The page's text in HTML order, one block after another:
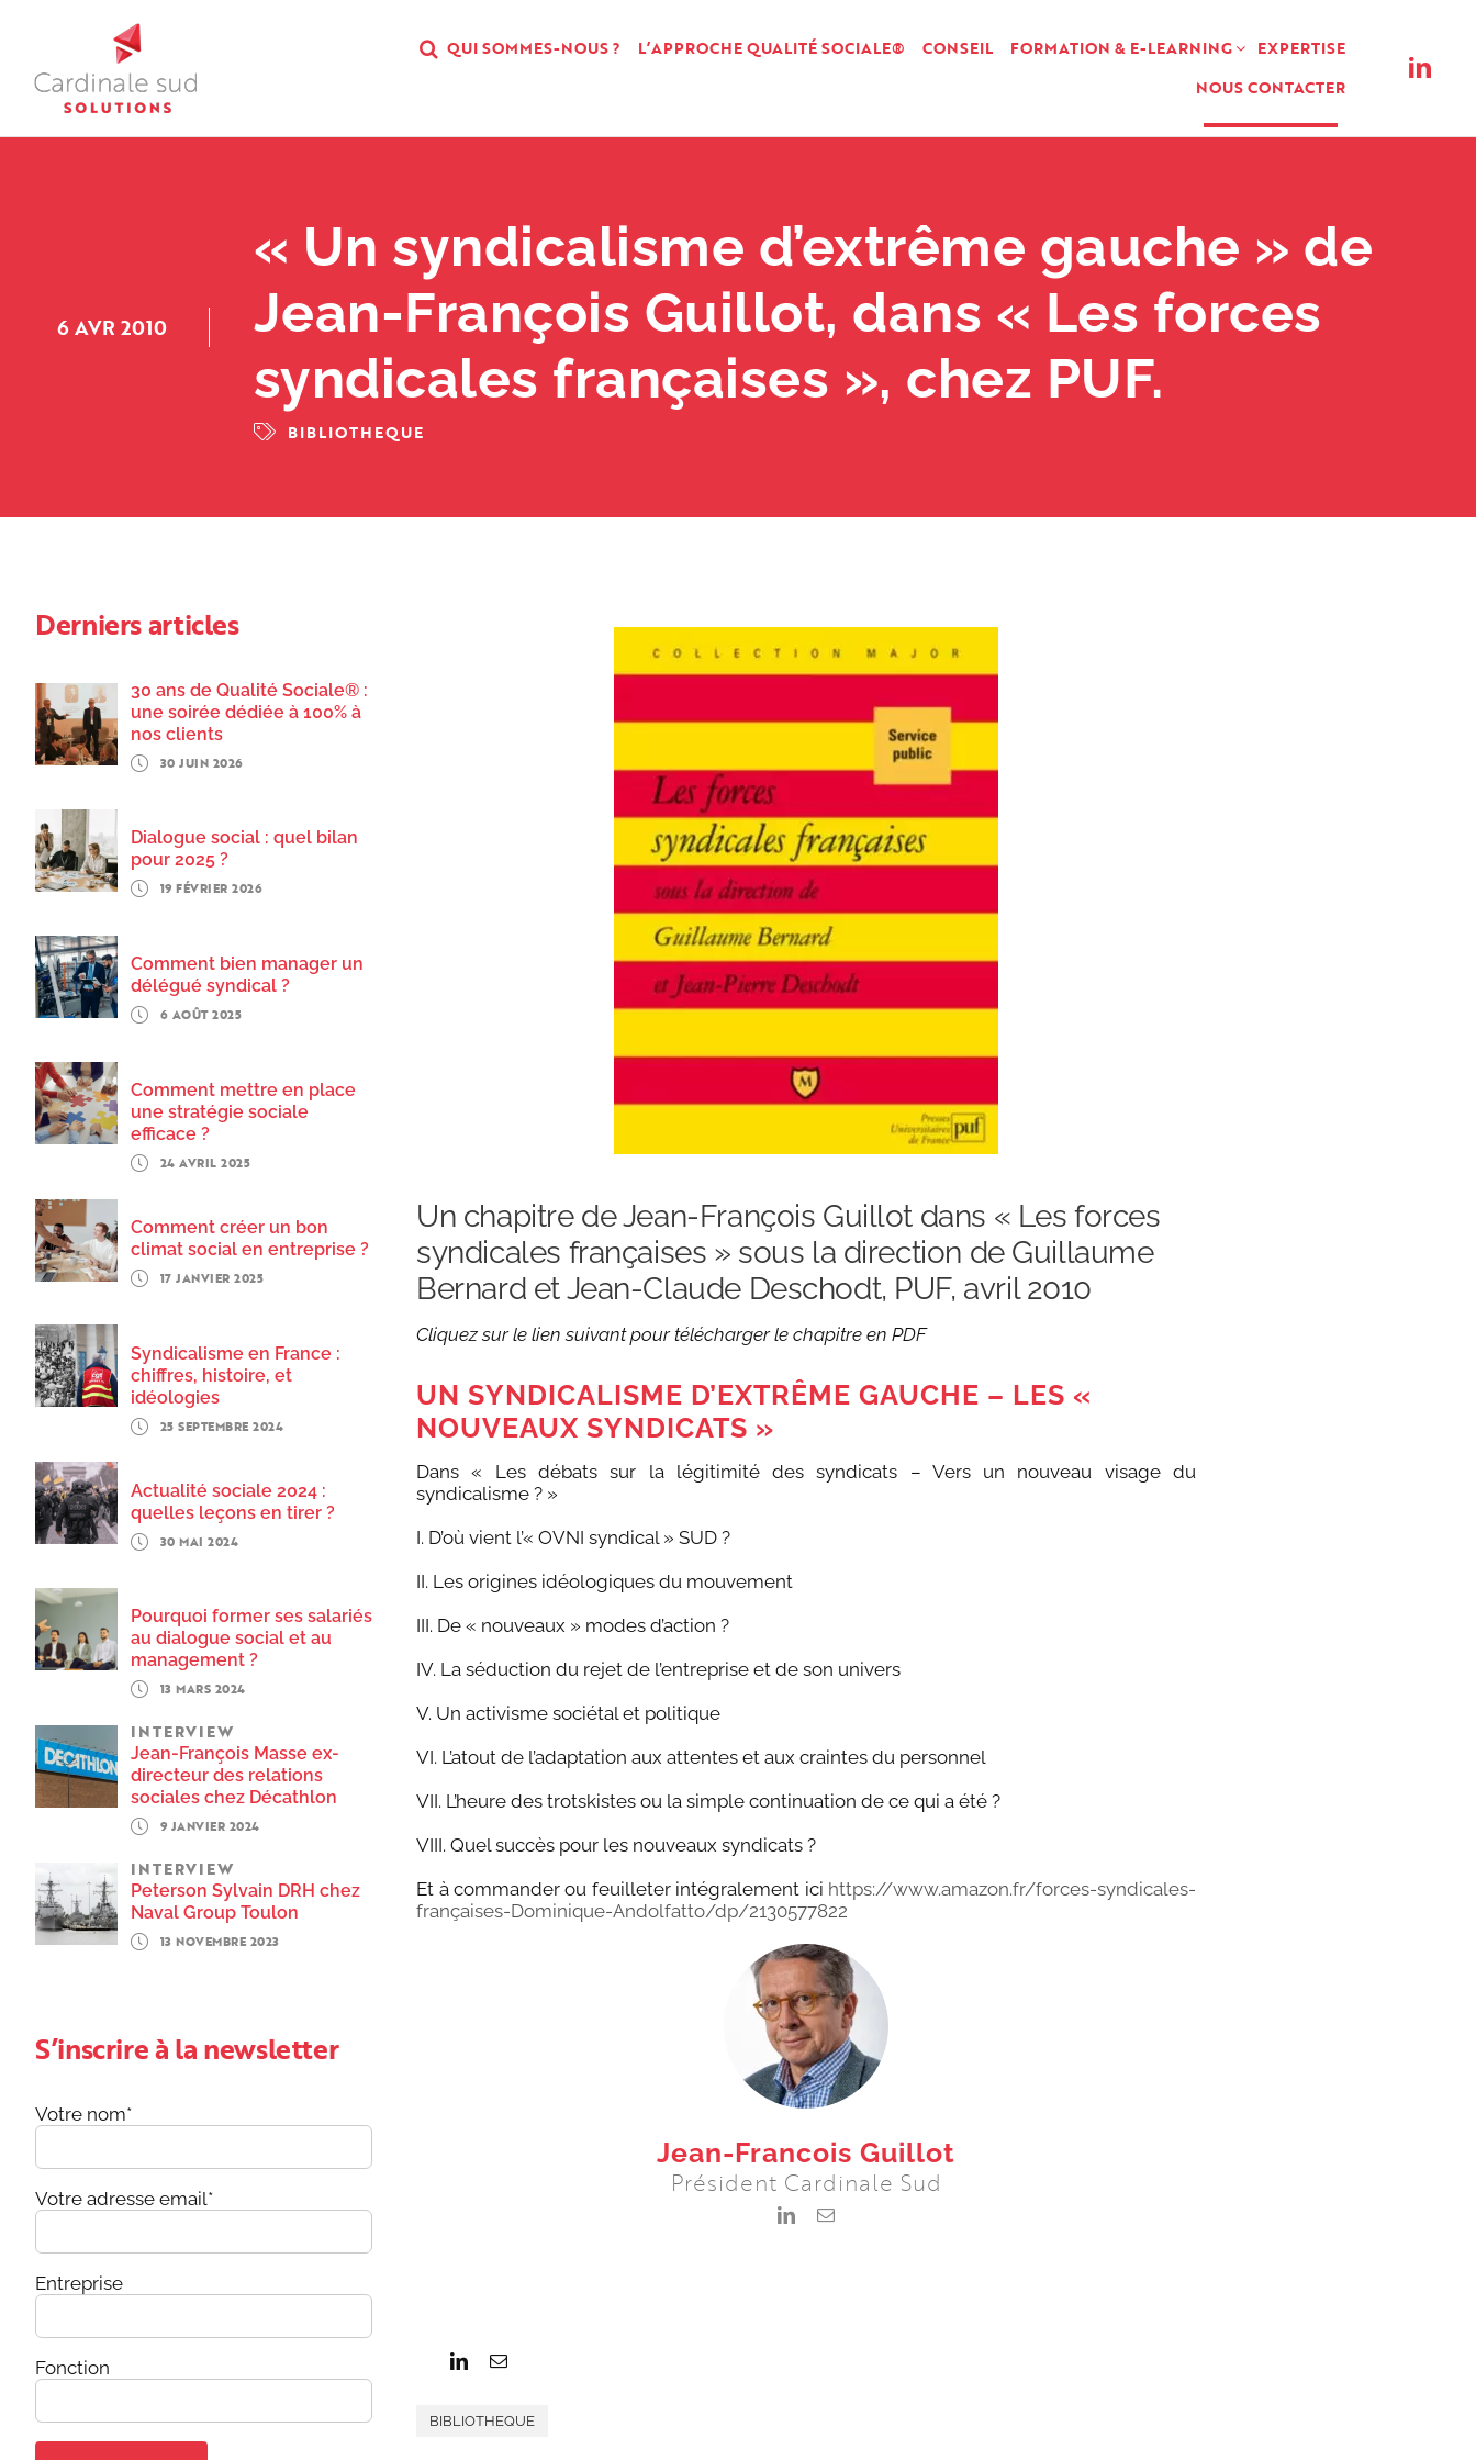
QUI SOMMES-NOUS ? L’APPROCHE QUALITÉ SOCIALE® CONSEIL FORMATION & E-LEARNING
EXPERTISE
NOUS CONTACTER
6 AVR 2010
« Un syndicalisme d’extrême gauche » de
Jean-François Guillot, dans « Les forces
syndicales françaises », chez PUF.
BIBLIOTHEQUE
Un chapitre de Jean-François Guillot dans « Les forces
syndicales françaises » sous la direction de Guillaume
Bernard et Jean-Claude Deschodt, PUF, avril 2010
Cliquez sur le lien suivant pour télécharger le chapitre en PDF
UN SYNDICALISME D’EXTRÊME GAUCHE – LES «
NOUVEAUX SYNDICATS »
Dans « Les débats sur la légitimité des syndicats – Vers un nouveau visage du
syndicalisme ? »
I. D’où vient l’« OVNI syndical » SUD ?
II. Les origines idéologiques du mouvement
III. De « nouveaux » modes d’action ?
IV. La séduction du rejet de l’entreprise et de son univers
V. Un activisme sociétal et politique
VI. L’atout de l’adaptation aux attentes et aux craintes du personnel
VII. L’heure des trotskistes ou la simple continuation de ce qui a été ?
VIII. Quel succès pour les nouveaux syndicats ?
Et à commander ou feuilleter intégralement ici https://www.amazon.fr/forces-syndicales-
françaises-Dominique-Andolfatto/dp/2130577822
Jean-Francois Guillot
Président Cardinale Sud
BIBLIOTHEQUE
Derniers articles
30 ans de Qualité Sociale® :
une soirée dédiée à 100% à
nos clients
30 JUIN 2026
Dialogue social : quel bilan
pour 2025 ?
19 FÉVRIER 2026
Comment bien manager un
délégué syndical ?
6 AOÛT 2025
Comment mettre en place
une stratégie sociale
efficace ?
24 AVRIL 2025
Comment créer un bon
climat social en entreprise ?
17 JANVIER 2025
Syndicalisme en France :
chiffres, histoire, et
idéologies
25 SEPTEMBRE 2024
Actualité sociale 2024 :
quelles leçons en tirer ?
30 MAI 2024
Pourquoi former ses salariés
au dialogue social et au
management ?
13 MARS 2024
INTERVIEW
Jean-François Masse ex-
directeur des relations
sociales chez Décathlon
9 JANVIER 2024
INTERVIEW
Peterson Sylvain DRH chez
Naval Group Toulon
13 NOVEMBRE 2023
S’inscrire à la newsletter
Votre nom*
Votre adresse email*
Entreprise
Fonction